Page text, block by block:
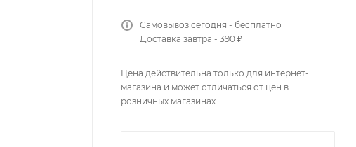
Самовывоз сегодня - бесплатно
Доставка завтра - 390 ₽
Цена действительна только для интернет-
магазина и может отличаться от цен в
розничных магазинах